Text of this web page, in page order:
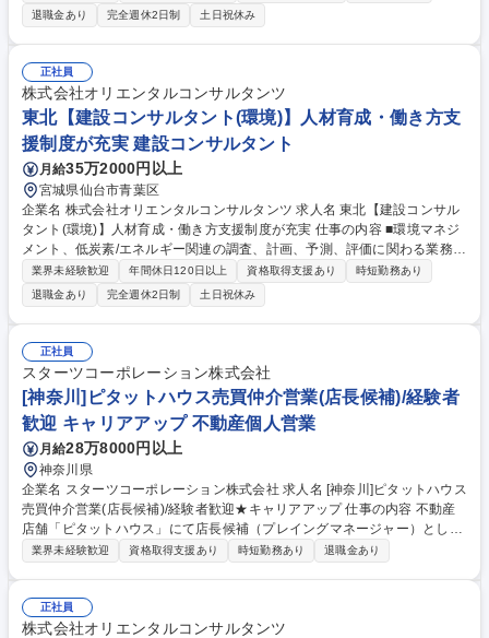
は現地状況や調査データを基に設計現場の状況を整理。 ・設計では、調査
結果の分析や構造解析を基にデザインを確定し、工事現場で使う図面や数
量、施工計画のとりまとめを補助します。 ・点検・補修で実際の現場作業
も経験し、インフラ保全を守る使命感を育てながら、変状に応じた対策設
計を行います。 ・地盤評価の専門家として斜面災害対策や土木工事に伴う
渇水対策等の分野にも取り組んで頂きます。 募集職種 東北【建設コンサ
ルタント(地下構造)】人材育成・働き方支援制度が充実
退職金あり
完全週休2日制 土日祝休み
正社員
株式会社オリエンタルコンサルタンツ
東北【建設コンサルタント(環境)】人材育成・働き方支
援制度が充実 建設コンサルタント
月給35万2000円以上
宮城県仙台市青葉区
企業名 株式会社オリエンタルコンサルタンツ 求人名 東北【建設コンサル
タント(環境)】人材育成・働き方支援制度が充実 仕事の内容 ■環境マネジ
メント、低炭素/エネルギー関連の調査、計画、予測、評価に関わる業務を
担当します。地域の環境問題やエネルギー事業の対策等に携わり、社会に
貢献できるやりがいがあります。 《環境マネジメント》主に、道路、河川
等に関する環境調査、予測/評価及び環境対策を担当。既設事業、新規事業
を問わず、大気質、騒音、振動、動植物等、地域の環境問題に対する最適
な環境対策を提案します。 《低炭素/エネルギー》地域や事業の方針/計画
立案を担当。太陽光発電事業、小水力事業の導入検討等、地域の再生エネ
ルギー事業の方針/計画立案の提案を行います。 募集職種 東北【建設コン
サルタント(環境)】人材育成・働き方支援制度が充実
業界未経験歓迎 年間休日120日以上 資格取得支援あり
時短勤務あり
退職金あり
完全週休2日制 土日祝休み
正社員
スターツコーポレーション株式会社
[神奈川]ピタットハウス売買仲介営業(店長候補)/経験者
歓迎 キャリアアップ 不動産個人営業
月給28万8000円以上
神奈川県
企業名 スターツコーポレーション株式会社 求人名 [神奈川]ピタットハウス
売買仲介営業(店長候補)/経験者歓迎★キャリアアップ 仕事の内容 不動産
店舗「ピタットハウス」にて店長候補（プレイングマネージャー）として
売買仲介営業をご担当頂きます。培われてきたご経験をベースにマネジメ
ローンを中心とした資金計画の提案、契約から引き渡しに至るまでのサポ
ート業務全般を担当いただきます。 【キャリア】店長やエリア長への昇格
業界未経験歓迎 資格取得支援あり 時短勤務あり 退職金あり
正社員
株式会社オリエンタルコンサルタンツ